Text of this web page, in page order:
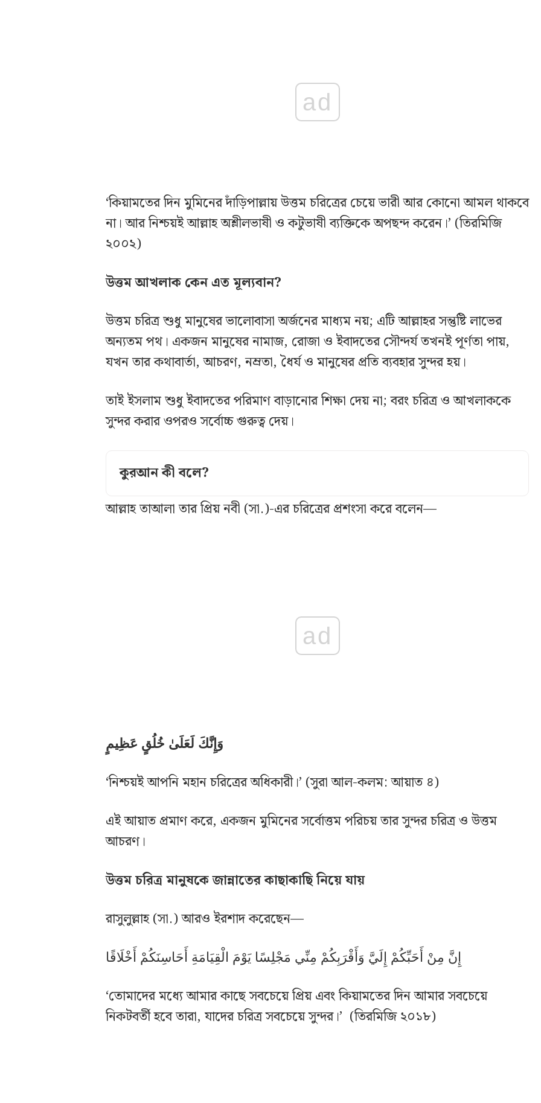
ad
‘কিয়ামতের দিন মুমিনের দাঁড়িপাল্লায় উত্তম চরিত্রের চেয়ে ভারী আর কোনো আমল থাকবে
না। আর নিশ্চয়ই আল্লাহ অশ্লীলভাষী ও কটুভাষী ব্যক্তিকে অপছন্দ করেন।’ (তিরমিজি
২০০২)
উত্তম আখলাক কেন এত মূল্যবান?
উত্তম চরিত্র শুধু মানুষের ভালোবাসা অর্জনের মাধ্যম নয়; এটি আল্লাহর সন্তুষ্টি লাভের
অন্যতম পথ। একজন মানুষের নামাজ, রোজা ও ইবাদতের সৌন্দর্য তখনই পূর্ণতা পায়,
যখন তার কথাবার্তা, আচরণ, নম্রতা, ধৈর্য ও মানুষের প্রতি ব্যবহার সুন্দর হয়।
তাই ইসলাম শুধু ইবাদতের পরিমাণ বাড়ানোর শিক্ষা দেয় না; বরং চরিত্র ও আখলাককে
সুন্দর করার ওপরও সর্বোচ্চ গুরুত্ব দেয়।
কুরআন কী বলে?
আল্লাহ তাআলা তার প্রিয় নবী (সা.)-এর চরিত্রের প্রশংসা করে বলেন—
ad
وَإِنَّكَ لَعَلَىٰ خُلُقٍ عَظِيمٍ
‘নিশ্চয়ই আপনি মহান চরিত্রের অধিকারী।’ (সুরা আল-কলম: আয়াত ৪)
এই আয়াত প্রমাণ করে, একজন মুমিনের সর্বোত্তম পরিচয় তার সুন্দর চরিত্র ও উত্তম
আচরণ।
উত্তম চরিত্র মানুষকে জান্নাতের কাছাকাছি নিয়ে যায়
রাসুলুল্লাহ (সা.) আরও ইরশাদ করেছেন—
إِنَّ مِنْ أَحَبِّكُمْ إِلَيَّ وَأَقْرَبِكُمْ مِنِّي مَجْلِسًا يَوْمَ الْقِيَامَةِ أَحَاسِنَكُمْ أَخْلَاقًا
‘তোমাদের মধ্যে আমার কাছে সবচেয়ে প্রিয় এবং কিয়ামতের দিন আমার সবচেয়ে
নিকটবর্তী হবে তারা, যাদের চরিত্র সবচেয়ে সুন্দর।’ (তিরমিজি ২০১৮)